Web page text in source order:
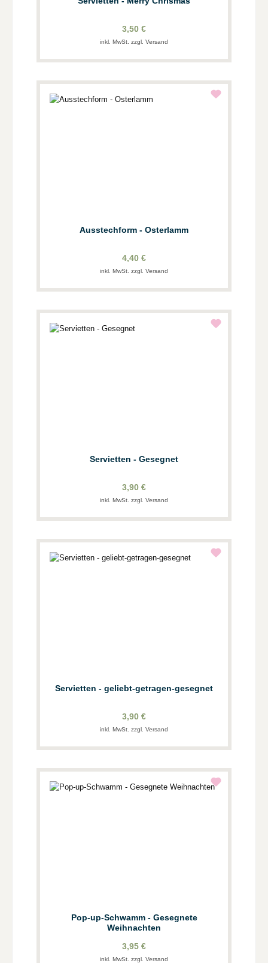
3,50 €
inkl. MwSt. zzgl. Versand
Ausstechform - Osterlamm
4,40 €
inkl. MwSt. zzgl. Versand
Servietten - Gesegnet
3,90 €
inkl. MwSt. zzgl. Versand
Servietten - geliebt-getragen-gesegnet
3,90 €
inkl. MwSt. zzgl. Versand
Pop-up-Schwamm - Gesegnete
Weihnachten
3,95 €
inkl. MwSt. zzgl. Versand